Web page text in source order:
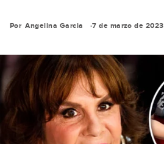
Por Angelina Garcia 7 de marzo de 2023